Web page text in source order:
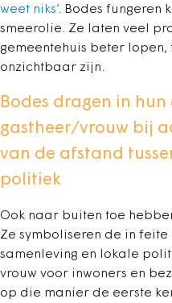
weet niks’. Bodes fungeren
smeerolie. Ze laten veel
gemeentehuis beter
onzichtbaar zijn.
Bodes dragen in
gastheer/vrouw bij
van de afstand
politiek
Ook naar buiten toe
Ze symboliseren de in
samenleving en lokale
vrouw voor inwoners en
op die manier de eerste